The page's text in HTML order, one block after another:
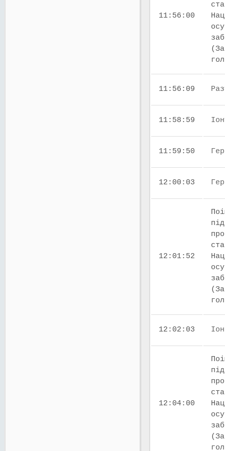
11:56:00
11:56:09
11:58:59
11:59:50
12:00:03
12:01:52
12:02:03
12:04:00